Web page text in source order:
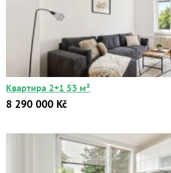
Квартира 2+1 53 м²
8 290 000 Kč